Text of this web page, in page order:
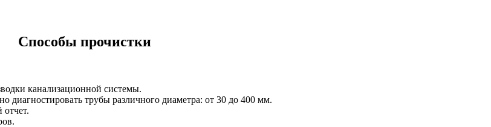
Способы прочистки
канализационной системы.
диагностировать трубы различного диаметра: от 30 до 400 мм.